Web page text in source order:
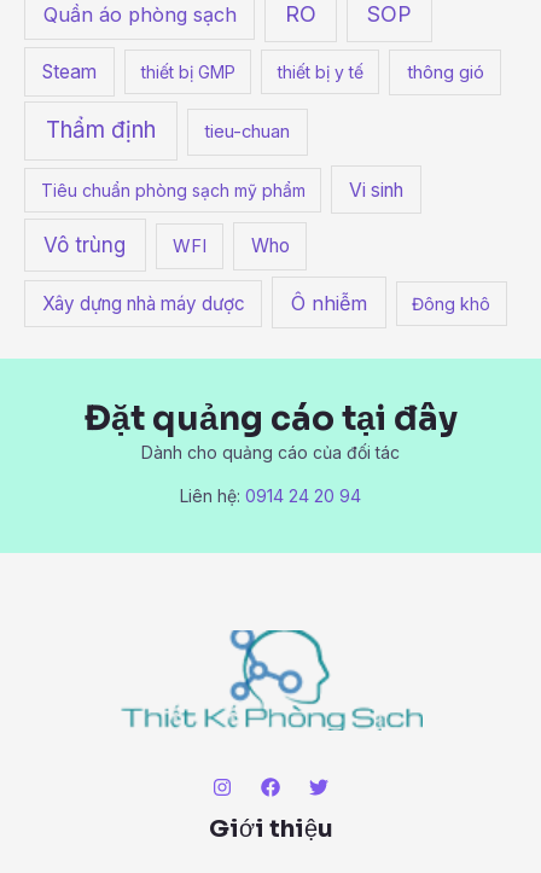
Quần áo phòng sạch RO SOP
Steam thiết bị GMP thiết bị y tế thông gió
Thẩm định tieu-chuan
Tiêu chuẩn phòng sạch mỹ phẩm Vi sinh
Vô trùng WFI Who
Xây dựng nhà máy dược Ô nhiễm Đông khô
Đặt quảng cáo tại đây
Dành cho quảng cáo của đối tác
Liên hệ: 0914 24 20 94
Giới thiệu